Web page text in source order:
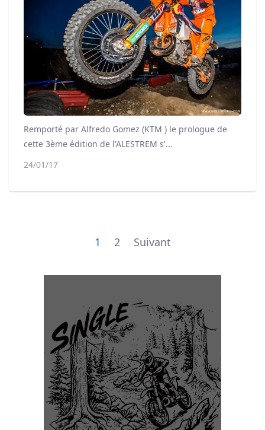
Remporté par Alfredo Gomez (KTM ) le prologue de
cette 3ème édition de l'ALESTREM s'...
24/01/17
1 2 Suivant